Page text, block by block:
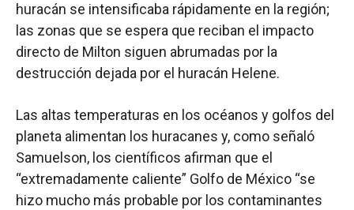
huracán se intensificaba rápidamente en la región;
las zonas que se espera que reciban el impacto
directo de Milton siguen abrumadas por la
destrucción dejada por el huracán Helene.
Las altas temperaturas en los océanos y golfos del
planeta alimentan los huracanes y, como señaló
Samuelson, los científicos afirman que el
“extremadamente caliente” Golfo de México “se
hizo mucho más probable por los contaminantes